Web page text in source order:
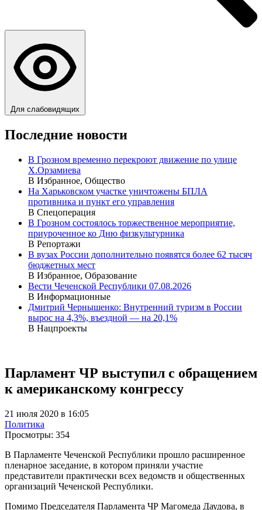
Для слабовидящих
Последние новости
В Грозном временно перекроют движение по улице
Х.Орзамиева
В Избранное, Общество
На Харьковском участке уничтожены БПЛА
противника и пункт его управления
В Спецоперация
В Грозном состоялось торжественное мероприятие,
приуроченное ко Дню физкультурника
В Репортажи
В вузах России дополнительно появятся более 62 тысяч
бюджетных мест
В Избранное, Образование
Вести Чеченской Республики 07.08.2026
В Информационные
Дмитрий Чернышенко: Внутренний туризм в России
вырос на 4,3%, въездной — на 20,1%
В Нацпроекты
Парламент ЧР выступил с обращением
к американскому конгрессу
21 июля 2020 в 16:05
Политика
Просмотры: 354
В Парламенте Чеченской Республики прошло расширенное
пленарное заседание, в котором приняли участие
представители практически всех ведомств и общественных
организаций Чеченской Республики.
Помимо Председателя Парламента ЧР Магомеда Даудова, в